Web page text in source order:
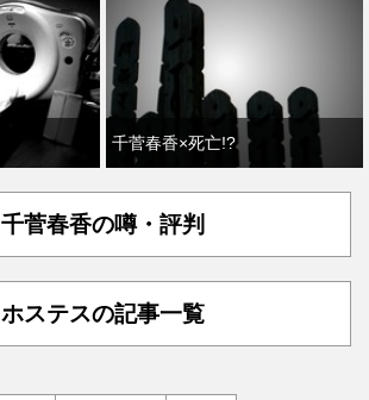
千菅春香×死亡!?
千菅春香の噂・評判
ホステスの記事一覧